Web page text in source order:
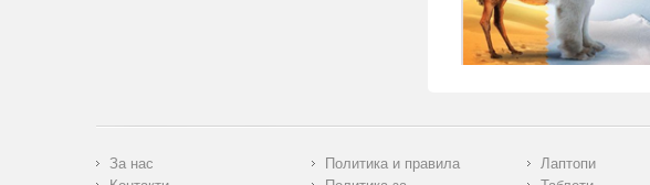
За нас
Политика и правила
Лаптопи